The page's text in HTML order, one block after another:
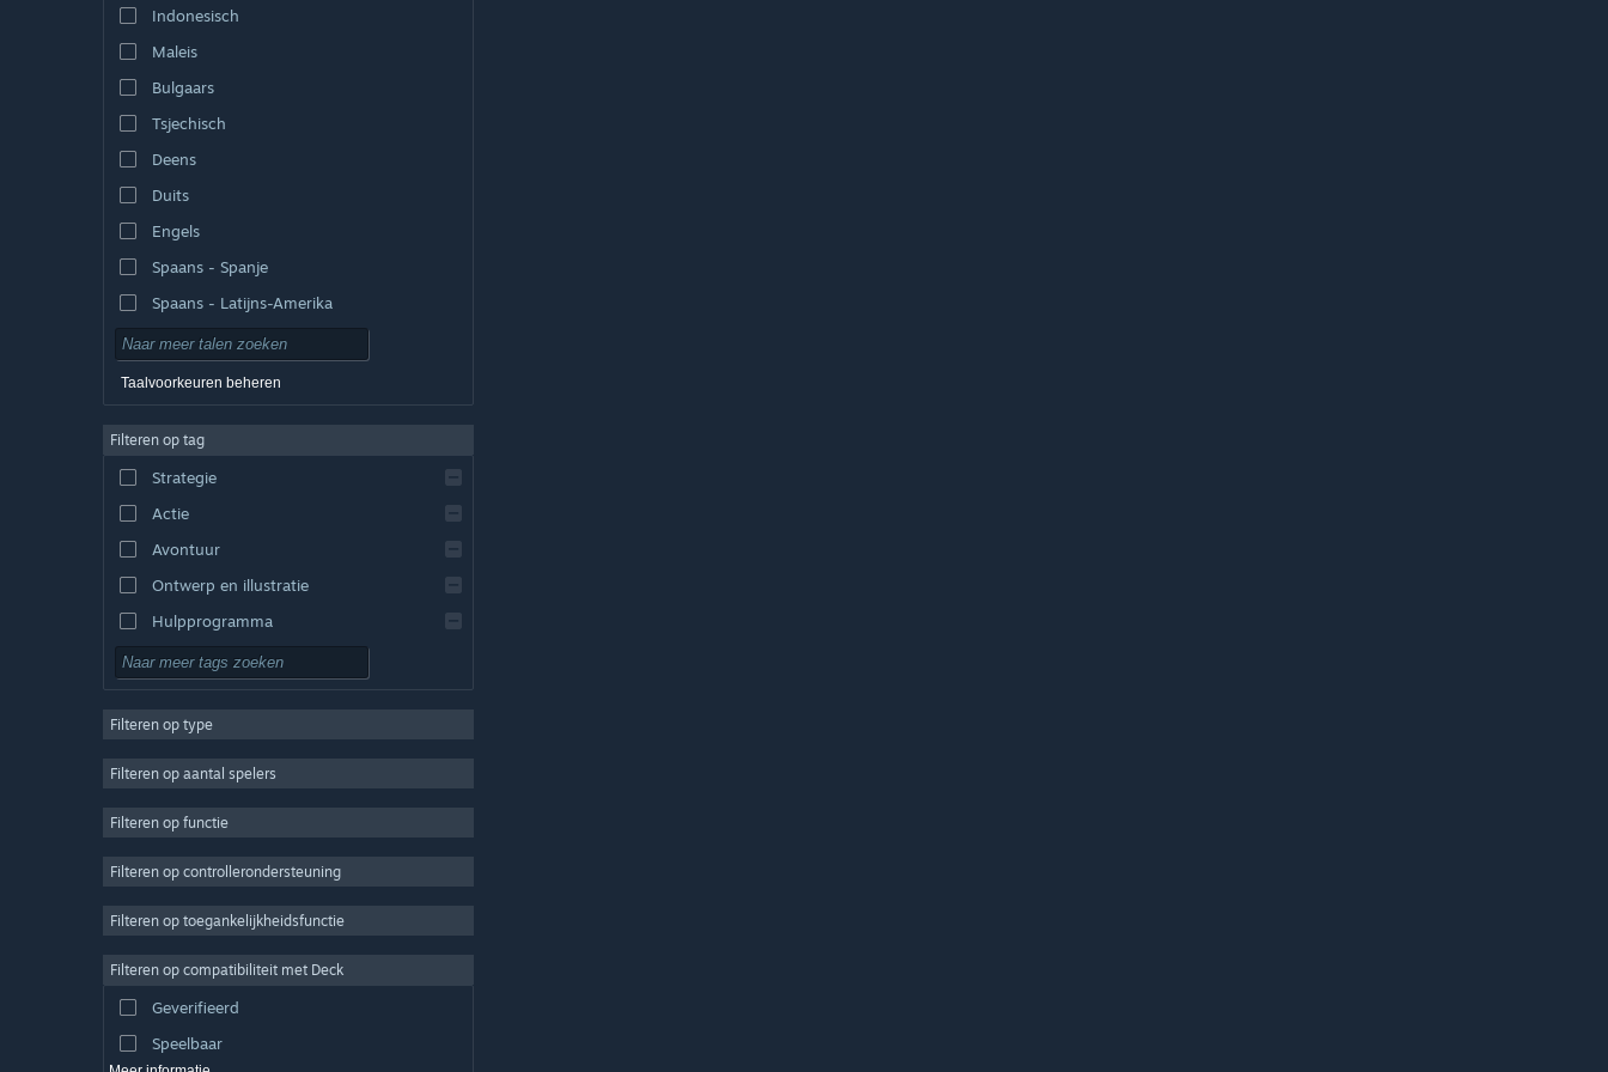
Indonesisch
Maleis
Bulgaars
Tsjechisch
Deens
Duits
Engels
Spaans - Spanje
Spaans - Latijns-Amerika
Taalvoorkeuren beheren
Filteren op tag
Strategie
Actie
Avontuur
Ontwerp en illustratie
Hulpprogramma
Gratis te spelen
MMO
Casual
Sim
Videoproductie
Fotobewerking
Filteren op type
Filteren op aantal spelers
Filteren op functie
Filteren op controllerondersteuning
Filteren op toegankelijkheidsfunctie
Filteren op compatibiliteit met Deck
Geverifieerd
Speelbaar